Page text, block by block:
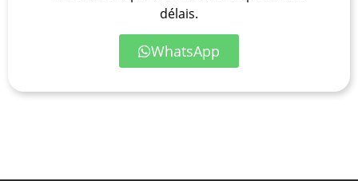
délais.
WhatsApp